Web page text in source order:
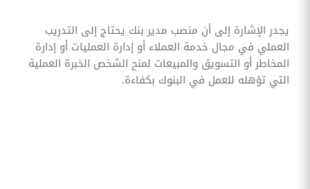
يجدر الإشارة إلى أن منصب مدير بنك يحتاج إلى التدريب
العملي في مجال خدمة العملاء أو إدارة العمليات أو إدارة
المخاطر أو التسويق والمبيعات لمنح الشخص الخبرة العملية
التي تؤهله للعمل في البنوك بكفاءة.